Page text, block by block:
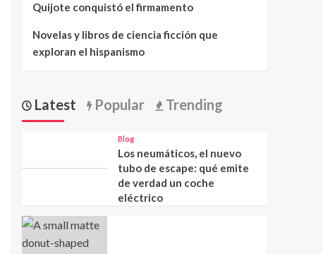
Quijote conquistó el firmamento
Novelas y libros de ciencia ficción que
exploran el hispanismo
Latest Popular Trending
Blog
Los neumáticos, el nuevo
tubo de escape: qué emite
de verdad un coche
eléctrico